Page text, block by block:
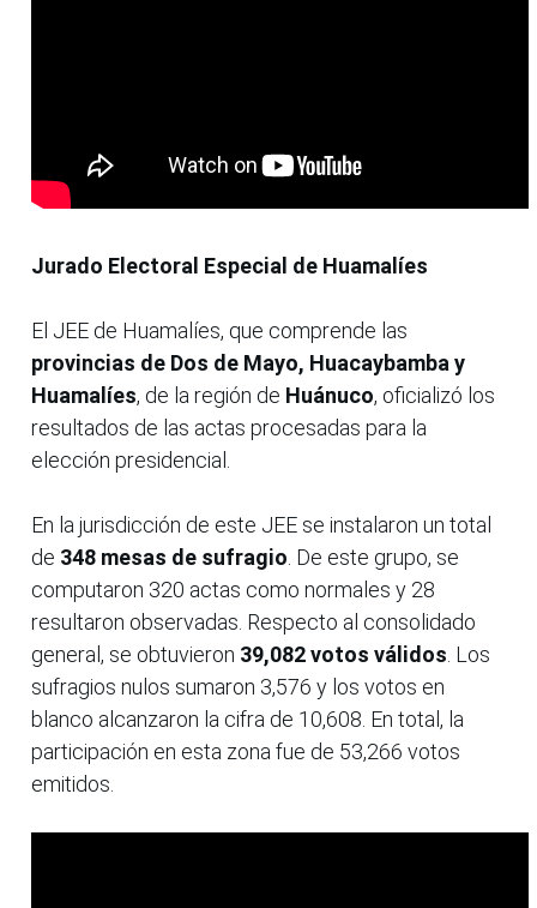
Jurado Electoral Especial de Huamalíes
El JEE de Huamalíes, que comprende las
provincias de Dos de Mayo, Huacaybamba y
Huamalíes, de la región de Huánuco, oficializó los
resultados de las actas procesadas para la
elección presidencial.
En la jurisdicción de este JEE se instalaron un total
de 348 mesas de sufragio . De este grupo, se
computaron 320 actas como normales y 28
resultaron observadas. Respecto al consolidado
general, se obtuvieron 39,082 votos válidos . Los
sufragios nulos sumaron 3,576 y los votos en
blanco alcanzaron la cifra de 10,608. En total, la
participación en esta zona fue de 53,266 votos
emitidos.